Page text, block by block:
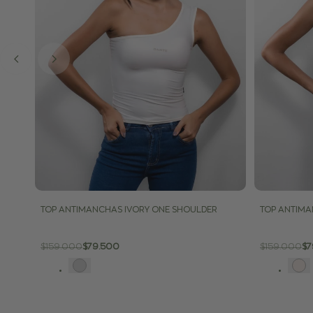
TOP ANTIMANCHAS IVORY ONE SHOULDER
Precio
$159.000Precio
venta
$79.500
TOP
Precio
$159.000